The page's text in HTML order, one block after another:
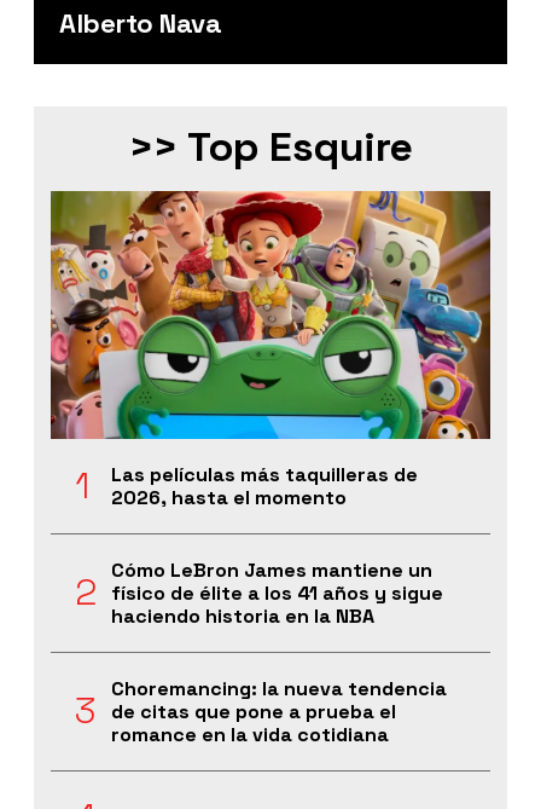
Alberto Nava
>> Top Esquire
Las películas más taquilleras de
2026, hasta el momento
Cómo LeBron James mantiene un
físico de élite a los 41 años y sigue
haciendo historia en la NBA
Choremancing: la nueva tendencia
de citas que pone a prueba el
romance en la vida cotidiana